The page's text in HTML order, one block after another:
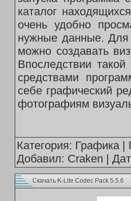
каталог
очень удобно
нужные данные. Для
можно создавать
Впоследствии
средствами
себе графический
фотографиям
Категория: Графика|
Добавил: Craken |
Скачать K-Lite Codec Pack 5.5.6